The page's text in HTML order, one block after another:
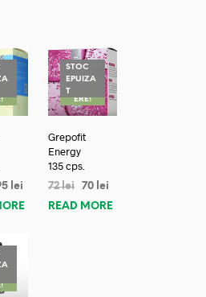
lei
STOC
EPUIZA
TREDUC
ERE!
Grepofit
Energy
135 cps.
72lei 70 lei
READ MORE